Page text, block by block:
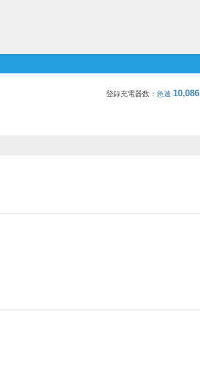
登録充電器数： 急速 10,086